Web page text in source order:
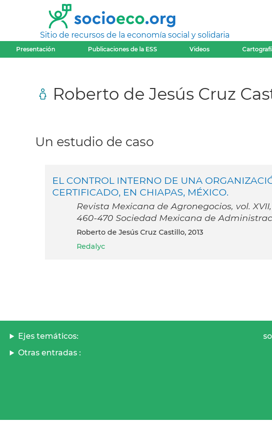
Sitio de recursos de la economía social y solidaria
Presentación Publicaciones de la ESS Videos
Roberto de Jesús Cruz
Un estudio de caso
EL CONTROL INTERNO DE UNA
CERTIFICADO, EN CHIAPAS, MÉXICO.
Revista Mexicana de Agronegocios, vol.
460-470 Sociedad Mexicana de
Roberto de Jesús Cruz Castillo, 2013
Redalyc
Ejes temáticos:
Otras entradas :